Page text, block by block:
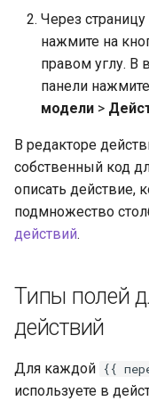
Через
нажмите на
правом углу. В
панели нажмите
модели >
В редакторе
собственный код
описать действие,
подмножество
действий.
Типы полей
действий
Для каждой {{
используете в